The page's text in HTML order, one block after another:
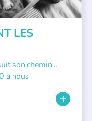
LES
son chemin…
à nous